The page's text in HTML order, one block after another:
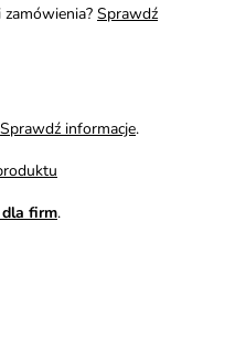
zamówienia? Sprawdź
Sprawdź informacje.
firm.